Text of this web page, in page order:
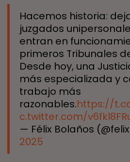
Hacemos historia:
juzgados
entran en
primeros Tribunales
Desde hoy, una
más especializada y
trabajo más
razonables.https://
c.twitter.com/
— Félix Bolaños
2025